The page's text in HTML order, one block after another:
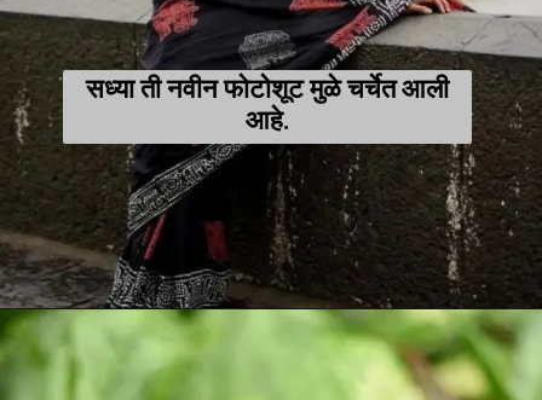
सध्या ती नवीन फोटोशूट मुळे चर्चेत आली
आहे.